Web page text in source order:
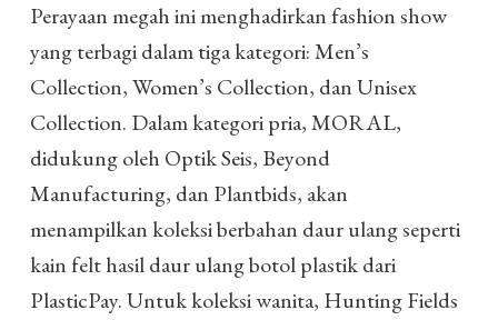
Perayaan megah ini menghadirkan fashion show
yang terbagi dalam tiga kategori: Men’s
Collection, Women’s Collection, dan Unisex
Collection. Dalam kategori pria, MORAL,
didukung oleh Optik Seis, Beyond
Manufacturing, dan Plantbids, akan
menampilkan koleksi berbahan daur ulang seperti
kain felt hasil daur ulang botol plastik dari
PlasticPay. Untuk koleksi wanita, Hunting Fields